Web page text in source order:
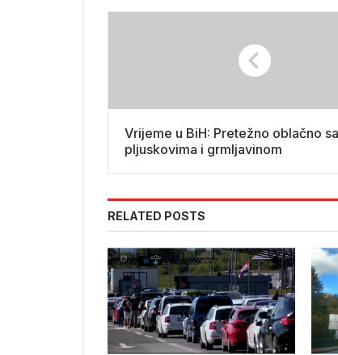
Vrijeme u BiH: Pretežno oblačno
pljuskovima i grmljavinom
RELATED POSTS